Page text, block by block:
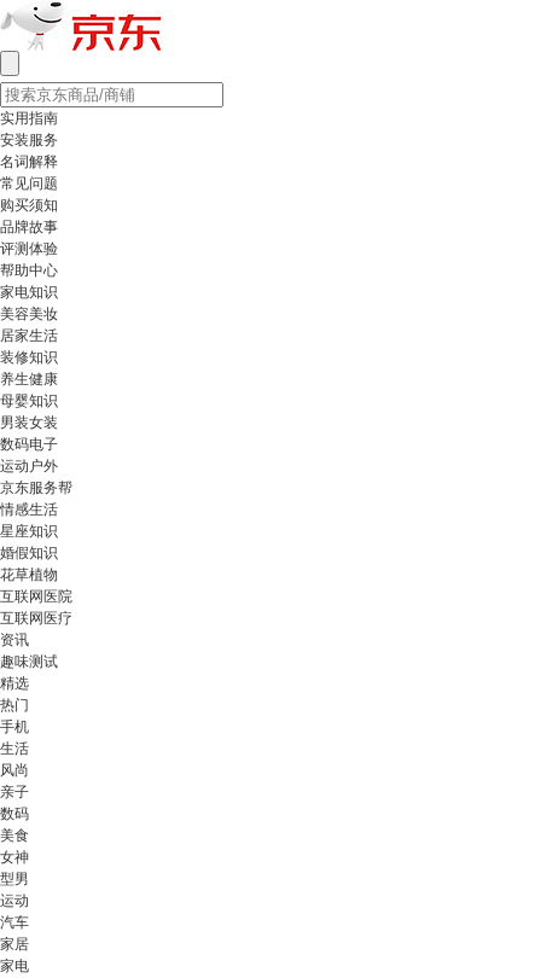
实用指南
安装服务
名词解释
常见问题
购买须知
品牌故事
评测体验
帮助中心
家电知识
美容美妆
居家生活
装修知识
养生健康
母婴知识
男装女装
数码电子
运动户外
京东服务帮
情感生活
星座知识
婚假知识
花草植物
互联网医院
互联网医疗
资讯
趣味测试
精选
热门
手机
生活
风尚
亲子
数码
美食
女神
型男
运动
汽车
家居
家电